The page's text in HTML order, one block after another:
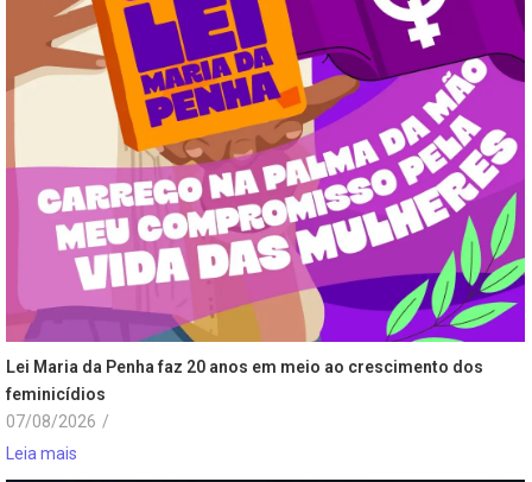
Lei Maria da Penha faz 20 anos em meio ao crescimento dos
feminicídios
07/08/2026 /
Leia mais